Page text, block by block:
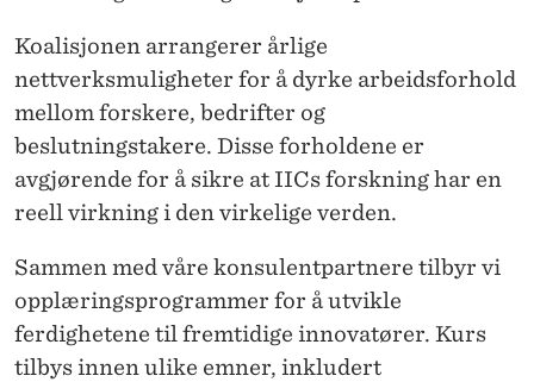
Koalisjonen arrangerer årlige
nettverksmuligheter for å dyrke arbeidsforhold
mellom forskere, bedrifter og
beslutningstakere. Disse forholdene er
avgjørende for å sikre at IICs forskning har en
reell virkning i den virkelige verden.
Sammen med våre konsulentpartnere tilbyr vi
opplæringsprogrammer for å utvikle
ferdighetene til fremtidige innovatører. Kurs
tilbys innen ulike emner, inkludert